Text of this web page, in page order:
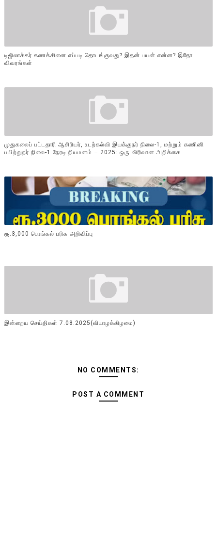
டிஜிலாக்கர் கணக்கினை எப்படி தொடங்குவது? இதன் பயன் என்ன? இதோ
விவரங்கள்
முதுகலைப் பட்டதாரி ஆசிரியர், உடற்கல்வி இயக்குநர் நிலை-1, மற்றும் கணினி
பயிற்றுநர் நிலை-1 நேரடி நியமனம் – 2025: ஒரு விரிவான அறிக்கை
ரூ.3,000 பொங்கல் பரிசு அறிவிப்பு
இன்றைய செய்திகள் 7.08.2025(வியாழக்கிழமை)
NO COMMENTS:
POST A COMMENT